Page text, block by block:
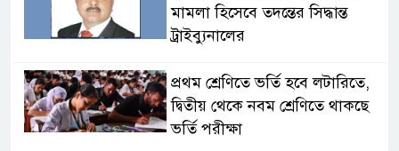
মামলা হিসেবে তদন্তের সিদ্ধান্ত
ট্রাইব্যুনালের
প্রথম শ্রেণিতে ভর্তি হবে লটারিতে,
দ্বিতীয় থেকে নবম শ্রেণিতে থাকছে
ভর্তি পরীক্ষা